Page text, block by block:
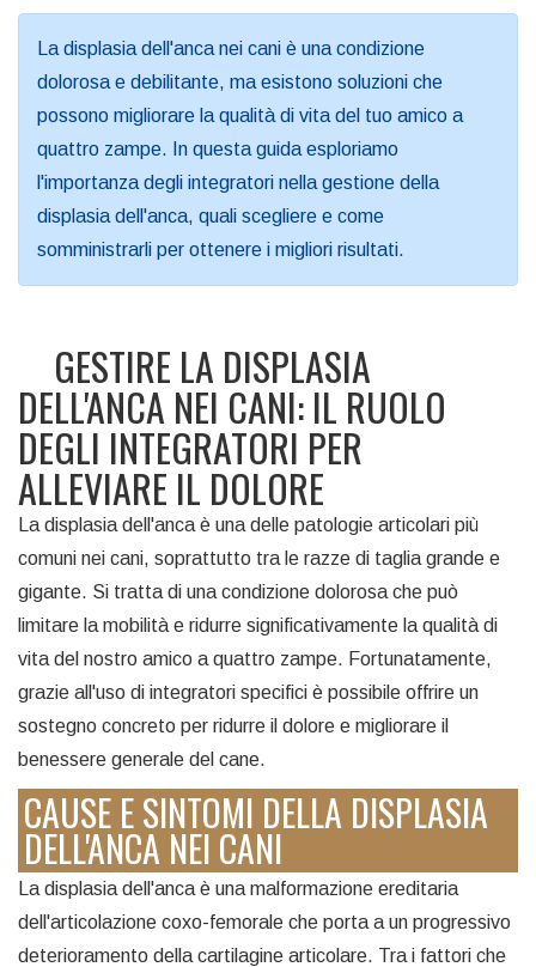
La displasia dell'anca nei cani è una condizione
dolorosa e debilitante, ma esistono soluzioni che
possono migliorare la qualità di vita del tuo amico a
quattro zampe. In questa guida esploriamo
l'importanza degli integratori nella gestione della
displasia dell'anca, quali scegliere e come
somministrarli per ottenere i migliori risultati.
GESTIRE LA DISPLASIA
DELL'ANCA NEI CANI: IL RUOLO
DEGLI INTEGRATORI PER
ALLEVIARE IL DOLORE
La displasia dell'anca è una delle patologie articolari più
comuni nei cani, soprattutto tra le razze di taglia grande e
gigante. Si tratta di una condizione dolorosa che può
limitare la mobilità e ridurre significativamente la qualità di
vita del nostro amico a quattro zampe. Fortunatamente,
grazie all'uso di integratori specifici è possibile offrire un
sostegno concreto per ridurre il dolore e migliorare il
benessere generale del cane.
CAUSE E SINTOMI DELLA DISPLASIA
DELL'ANCA NEI CANI
La displasia dell'anca è una malformazione ereditaria
dell'articolazione coxo-femorale che porta a un progressivo
deterioramento della cartilagine articolare. Tra i fattori che